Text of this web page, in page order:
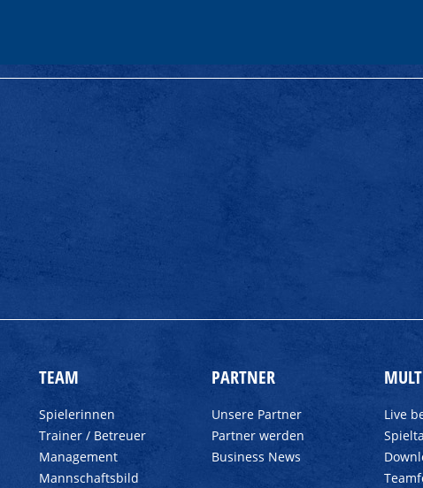
TEAM
Spielerinnen
Trainer / Betreuer
Management
Mannschaftsbild
PARTNER
Unsere Partner
Partner werden
Business News
Live